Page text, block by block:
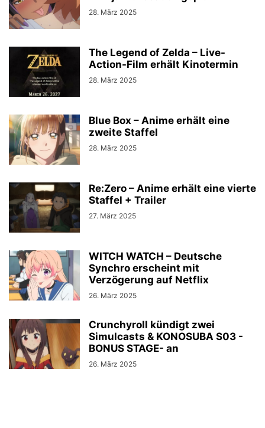
28. März 2025
The Legend of Zelda – Live-
Action-Film erhält Kinotermin
28. März 2025
Blue Box – Anime erhält eine
zweite Staffel
28. März 2025
Re:Zero – Anime erhält eine vierte
Staffel + Trailer
27. März 2025
WITCH WATCH – Deutsche
Synchro erscheint mit
Verzögerung auf Netflix
26. März 2025
Crunchyroll kündigt zwei
Simulcasts & KONOSUBA S03 -
BONUS STAGE- an
26. März 2025